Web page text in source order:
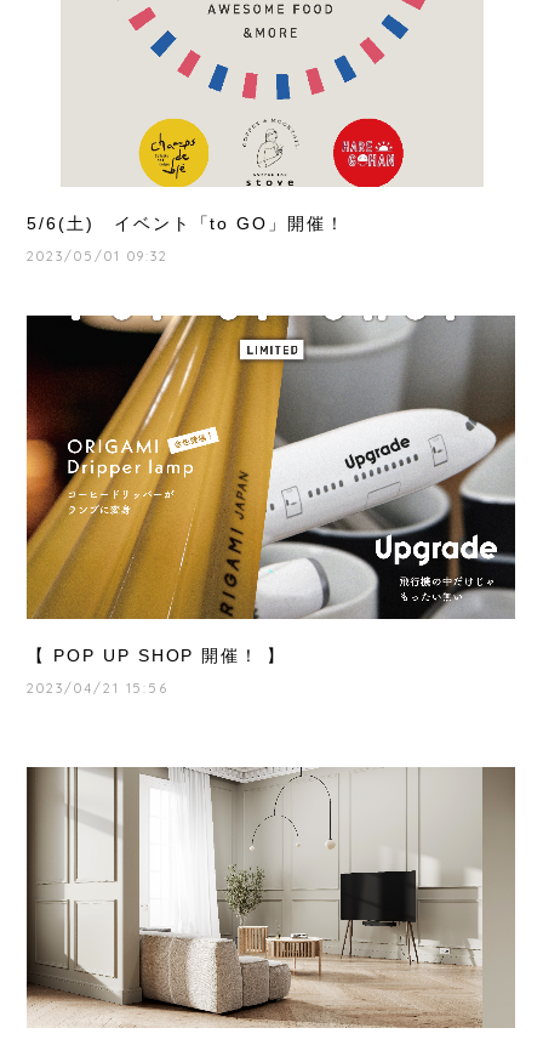
5/6(土) イベント「to GO」開催！
2023/05/01 09:32
【 POP UP SHOP 開催！ 】
2023/04/21 15:56